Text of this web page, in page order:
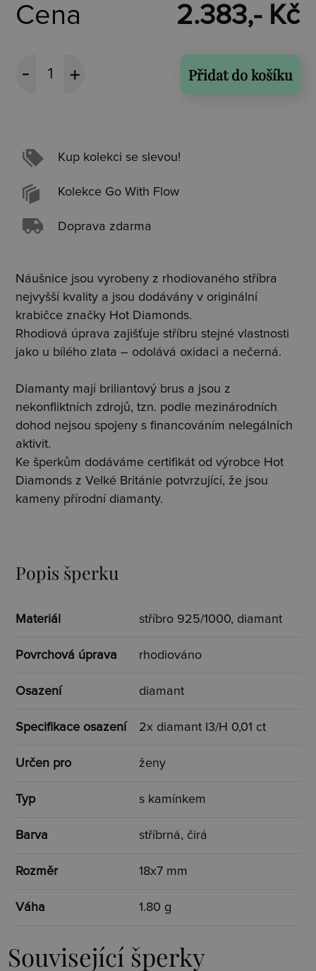
Cena 2.383,- Kč
Přidat do košíku
Kup kolekci se slevou!
Kolekce Go With Flow
Doprava zdarma
Náušnice jsou vyrobeny z rhodiovaného stříbra
nejvyšší kvality a jsou dodávány v originální
krabičce značky Hot Diamonds.
Rhodiová úprava zajišťuje stříbru stejné vlastnosti
jako u bílého zlata – odolává oxidaci a nečerná.
Diamanty mají briliantový brus a jsou z
nekonfliktních zdrojů, tzn. podle mezinárodních
dohod nejsou spojeny s financováním nelegálních
aktivit.
Ke šperkům dodáváme certifikát od výrobce Hot
Diamonds z Velké Británie potvrzující, že jsou
kameny přírodní diamanty.
Popis šperku
Materiál stříbro 925/1000, diamant
Povrchová úprava rhodiováno
Osazení diamant
Specifikace osazení 2x diamant I3/H 0,01 ct
Určen pro ženy
Typ s kamínkem
Barva stříbrná, čirá
Rozměr 18x7 mm
Váha 1.80 g
Související šperky